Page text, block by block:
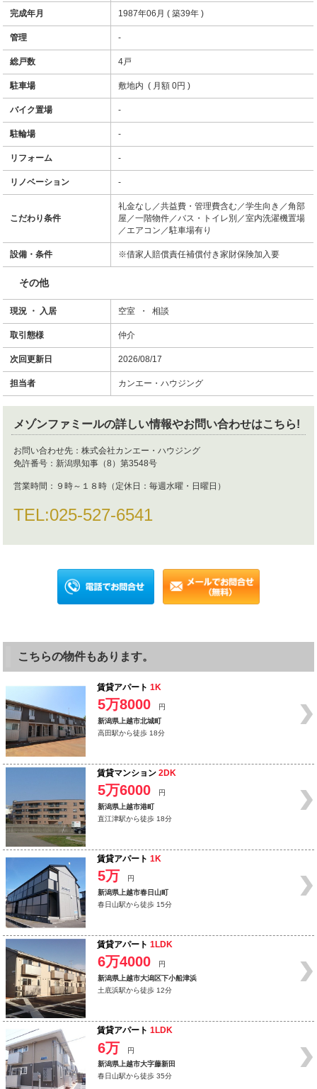
完成年月 1987年06月 ( 築39年 )
管理 -
総戸数 4戸
駐車場 敷地内 ( 月額 0円 )
バイク置場 -
駐輪場 -
リフォーム -
リノベーション -
こだわり条件
礼金なし／共益費・管理費含む／学生向き／角部
屋／一階物件／バス・トイレ別／室内洗濯機置場
／エアコン／駐車場有り
設備・条件 ※借家人賠償責任補償付き家財保険加入要
その他
現況 ・ 入居 空室 ・ 相談
取引態様 仲介
次回更新日 2026/08/17
担当者 カンエー・ハウジング
メゾンファミールの詳しい情報やお問い合わせはこちら!
お問い合わせ先： 株式会社カンエー・ハウジング
免許番号： 新潟県知事（8）第3548号
営業時間： ９時～１８時（定休日：毎週水曜・日曜日）
TEL:025-527-6541
こちらの物件もあります。
賃貸アパート 1K
5万8000
円
新潟県上越市北城町
高田駅から徒歩 18分
賃貸マンション 2DK
5万6000
円
新潟県上越市港町
直江津駅から徒歩 18分
賃貸アパート 1K
5万
円
新潟県上越市春日山町
春日山駅から徒歩 15分
賃貸アパート 1LDK
6万4000
円
新潟県上越市大潟区下小船津浜
土底浜駅から徒歩 12分
賃貸アパート 1LDK
6万
円
新潟県上越市大字藤新田
春日山駅から徒歩 35分